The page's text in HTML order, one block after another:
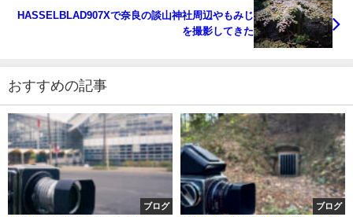
HASSELBLAD907Xで奈良の談山神社周辺やもみじ
を撮影してきた
おすすめの記事
ブログ ブログ